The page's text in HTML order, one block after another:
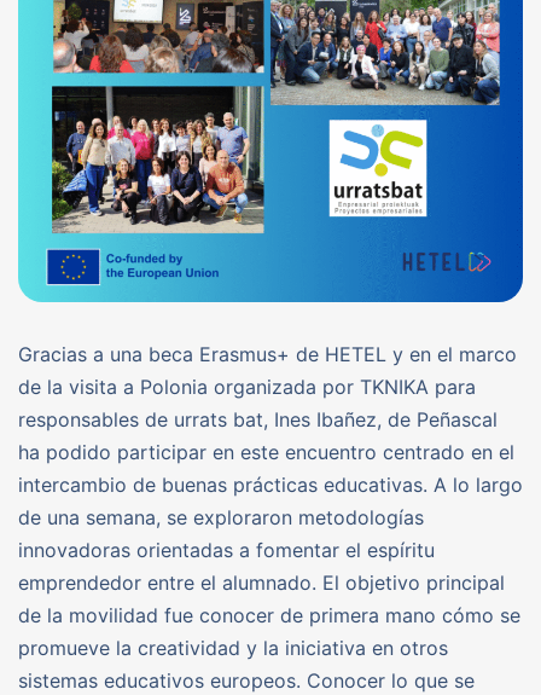
Gracias a una beca Erasmus+ de HETEL y en el marco
de la visita a Polonia organizada por TKNIKA para
responsables de urrats bat, Ines Ibañez, de Peñascal
ha podido participar en este encuentro centrado en el
intercambio de buenas prácticas educativas. A lo largo
de una semana, se exploraron metodologías
innovadoras orientadas a fomentar el espíritu
emprendedor entre el alumnado. El objetivo principal
de la movilidad fue conocer de primera mano cómo se
promueve la creatividad y la iniciativa en otros
sistemas educativos europeos. Conocer lo que se